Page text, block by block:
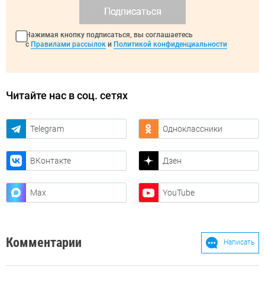
Подписаться
Нажимая кнопку подписаться, вы соглашаетесь
с Правилами рассылок и Политикой конфиденциальности
Читайте нас в соц. сетях
Telegram Одноклассники
ВКонтакте Дзен
Max YouTube
Комментарии Написать